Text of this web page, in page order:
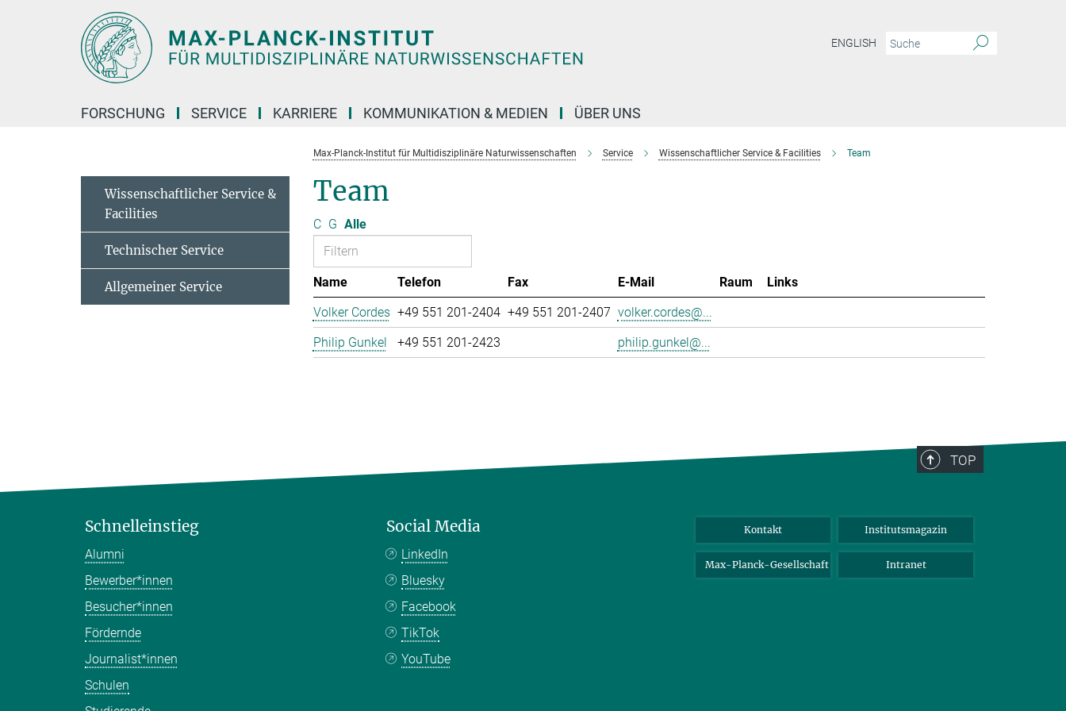
ENGLISH
FORSCHUNG SERVICE KARRIERE KOMMUNIKATION & MEDIEN ÜBER UNS
Max-Planck-Institut für Multidisziplinäre Naturwissenschaften Service Wissenschaftlicher Service & Facilities Team
Team
C G Alle
Name Telefon Fax E-Mail Raum
Links
Volker Cordes +49 551 201-2404 +49 551 201-2407 volker.cordes@...
Philip Gunkel
+49 551 201-2423 philip.gunkel@...
Wissenschaftlicher Service &
Facilities
Technischer Service
Allgemeiner Service
TOP
Schnelleinstieg
Alumni
Bewerber*innen
Besucher*innen
Fördernde
Journalist*innen
Schulen
Social Media
LinkedIn
Bluesky
Facebook
TikTok
YouTube
Kontakt Institutsmagazin
Max-Planck-Gesellschaft Intranet